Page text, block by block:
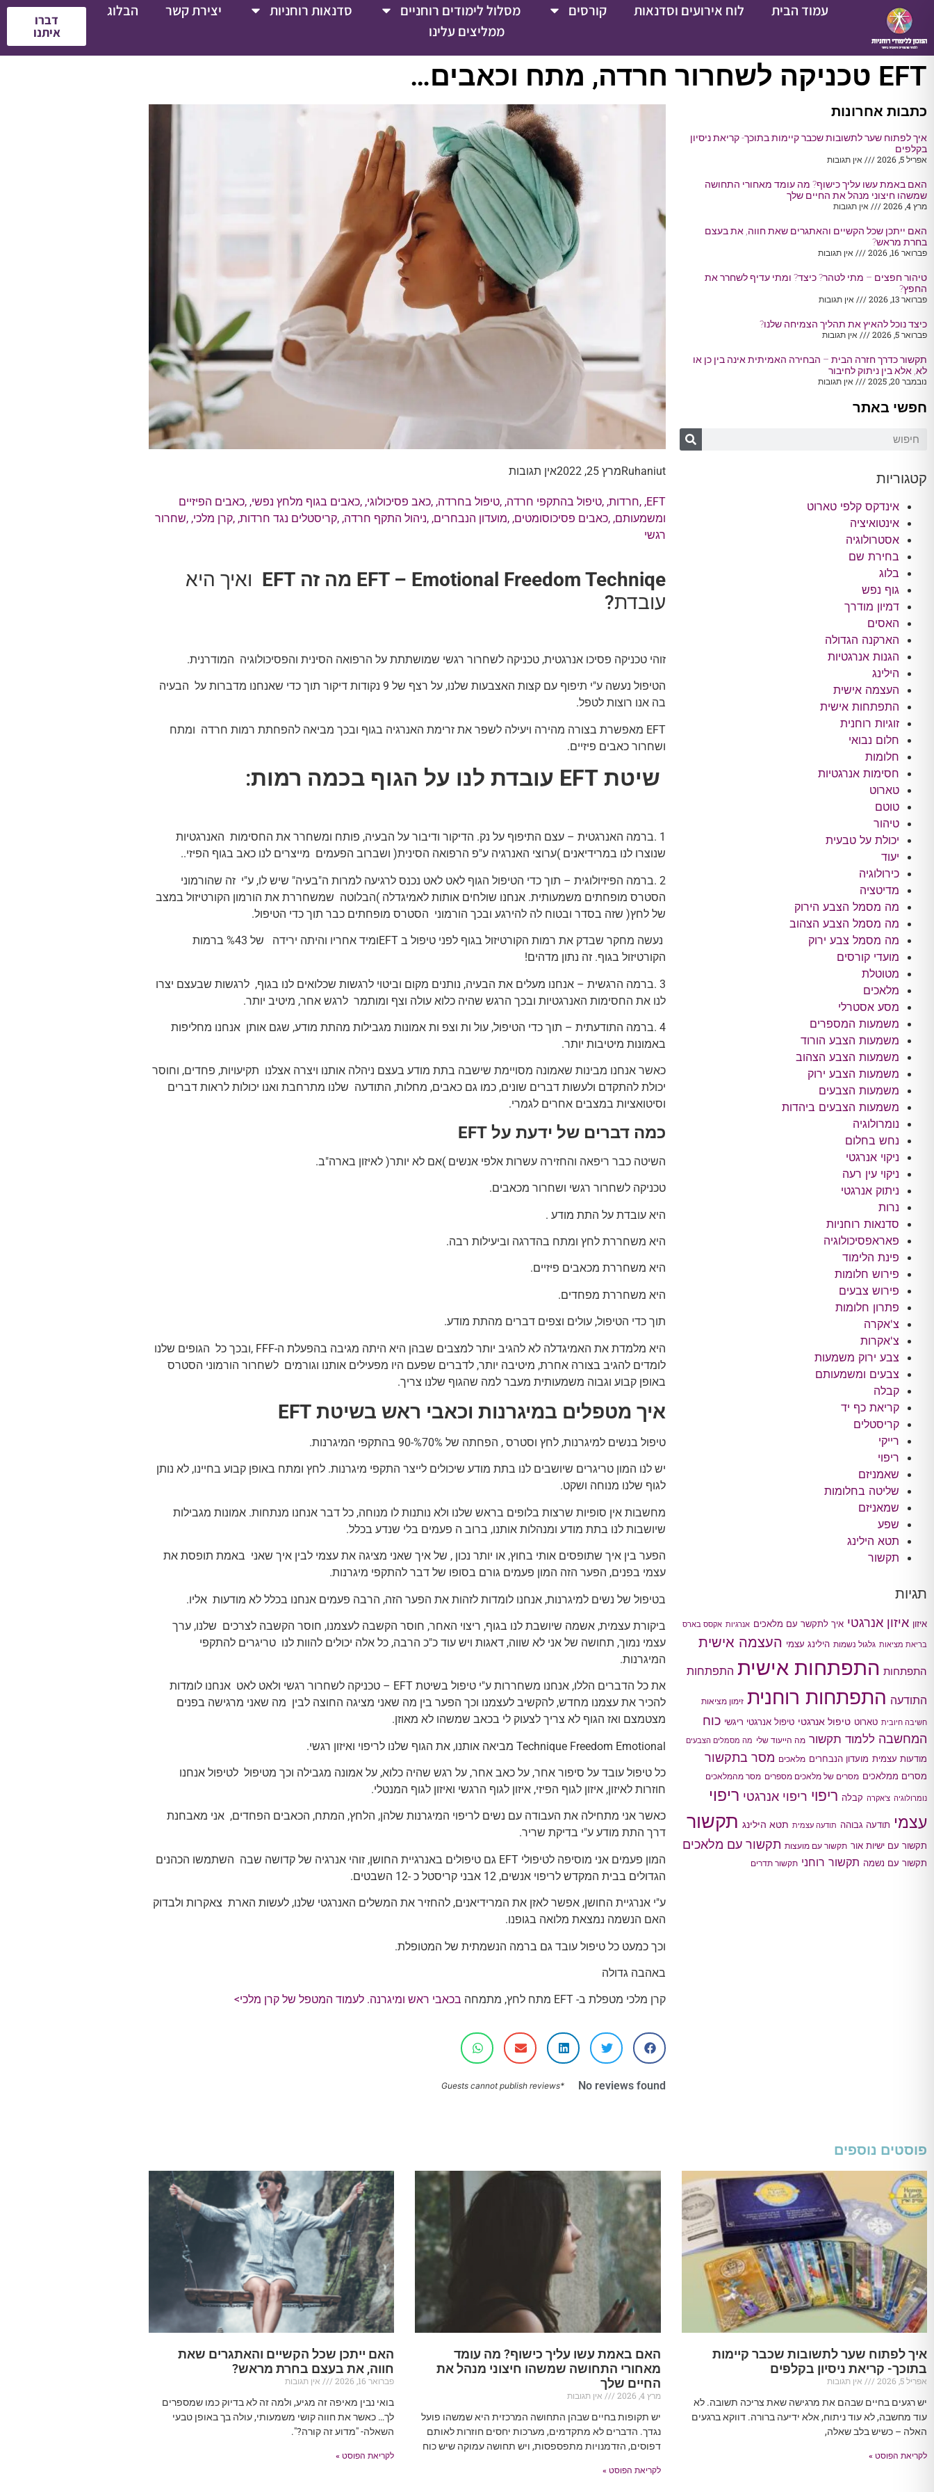
עמוד הבית לוח אירועים וסדנאות קורסים מסלול לימודים רוחניים סדנאות רוחניות יצירת קשר
הבלוג
ממליצים עלינו
דברו
איתנו
EFT טכניקה לשחרור חרדה, מתח וכאבים…
כתבות אחרונות
איך לפתוח שער לתשובות שכבר קיימות בתוכך- קריאת ניסיון
בקלפים
אפריל 5, 2026
אין תגובות
האם באמת עשו עליך כישוף? מה עומד מאחורי התחושה
שמשהו חיצוני מנהל את החיים שלך
מרץ 4, 2026
אין תגובות
האם ייתכן שכל הקשיים והאתגרים שאת חווה, את בעצם
בחרת מראש?
פברואר 16, 2026
אין תגובות
טיהור חפצים – מתי לטהר? כיצד? ומתי עדיף לשחרר את
החפץ?
פברואר 13, 2026
אין תגובות
כיצד נוכל להאיץ את תהליך הצמיחה שלנו?
פברואר 5, 2026
אין תגובות
תקשור כדרך חזרה הבית – הבחירה האמיתית אינה בין כן או
לא, אלא בין ניתוק לחיבור
נובמבר 20, 2025
אין תגובות
חפשי באתר
קטגוריות
אינדקס קלפי טארוט
אינטואיציה
אסטרולוגיה
בחירת שם
בלוג
גוף נפש
דמיון מודרך
האסים
הארקנה הגדולה
הגנות אנרגטיות
הילינג
העצמה אישית
התפתחות אישית
זוגיות רוחנית
חלום נבואי
חלומות
חסימות אנרגטיות
טארוט
טוטם
טיהור
יכולת על טבעית
יעוד
כירולוגיה
מדיטציה
מה מסמל הצבע הירוק
מה מסמל הצבע הצהוב
מה מסמל צבע ירוק
מועדי קורסים
מטוטלת
מלאכים
מסע אסטרלי
משמעות המספרים
משמעות הצבע הורוד
משמעות הצבע הצהוב
משמעות הצבע ירוק
משמעות הצבעים
משמעות הצבעים ביהדות
נומרולוגיה
נחש בחלום
ניקוי אנרגטי
ניקוי עין רעה
ניתוק אנרגטי
נרות
סדנאות רוחניות
פאראפסיכולוגיה
פינת הלימוד
פירוש חלומות
פירוש צבעים
פתרון חלומות
צ'אקרה
צ'אקרות
צבע ירוק משמעות
צבעים ומשמעותם
קבלה
קריאת כף יד
קריסטלים
רייקי
ריפוי
שאמניזם
שליטה בחלומות
שמאניזם
שפע
תטא הילינג
תקשור
תגיות
איזון איזון אנרגטי איך לתקשר עם מלאכים אנרגיות אקסס בארס
בריאת מציאות גלגול נשמות הילינג עצמי העצמה אישית
התפתחות התפתחות אישית התפתחות
התודעה התפתחות רוחנית זימון מציאות
חשיבה חיובית טארוט טיפול אנרגטי טיפול אנרגטי ריגשי כוח
המחשבה ללמוד תקשור מה הייעוד שלי מה מסמלים הצבעים
מודעות עצמית מועדון הנבחרים מלאכים מסר בתקשור
מסרים ממלאכים מסרים של מלאכים מספרים מסר מהמלאכים
נומרולוגיה צ'אקרה קבלה ריפוי ריפוי אנרגטי ריפוי
עצמי תודעה גבוהה תודעה עצמית תטא הילינג תקשור
תקשור עם ישיות אור תקשור עם מועצות תקשור עם מלאכים
תקשור עם נשמה תקשור רוחני תקשור תדרים
Ruhaniutמרץ 25, 2022 אין תגובות
EFT
, ,חרדות, ,טיפול בהתקפי חרדה, ,טיפול בחרדה, ,כאב פסיכולוגי, ,כאבים בגוף מלחץ נפשי, ,כאבים הפיזיים
ומשמעותם, ,כאבים פסיכוסומטים, ,מועדון הנבחרים, ,ניהול התקף חרדה, ,קריסטלים נגד חרדות, ,קרן מלכי, ,שחרור
רגשי
EFT – Emotional Freedom Techniqe מה זה EFT
ואיך היא
עובדת?
זוהי טכניקה פסיכו אנרגטית, טכניקה לשחרור רגשי שמושתתת על הרפואה הסינית והפסיכולוגיה המודרנית.
הטיפול נעשה ע"י תיפוף עם קצות האצבעות שלנו, על רצף של 9 נקודות דיקור תוך כדי שאנחנו מדברות על הבעיה
בה אנו רוצות לטפל.
EFT מאפשרת בצורה מהירה ויעילה לשפר את זרימת האנרגיה בגוף ובכך מביאה להפחתת רמות חרדה ומתח
ושחרור כאבים פיזיים.
שיטת EFT עובדת לנו על הגוף בכמה רמות :
1 .ברמה האנרגטית – עצם התיפוף על נק. הדיקור ודיבור על הבעיה, פותח ומשחרר את החסימות האנרגטיות
שנוצרו לנו במרידיאנים )ערוצי האנרגיה ע"פ הרפואה הסינית( ושברוב הפעמים מייצרים לנו כאב בגוף הפיזי..
2 .ברמה הפיזיולוגית – תוך כדי הטיפול הגוף לאט לאט נכנס לרגיעה למרות ה"בעיה" שיש לו, ע"י זה שהורמוני
הסטרס מופחתים משמעותית. אנחנו שולחים אותות לאמיגדלה )הבלוטה שמשחררת את הורמון הקורטיזול במצב
של לחץ( שזה בסדר ובטוח לה להירגע ובכך הורמוני הסטרס מופחתים כבר תוך כדי הטיפול.
נעשה מחקר שבדק את רמות הקורטיזול בגוף לפני טיפול ב EFTומיד אחריו והיתה ירידה של %43 ברמות
הקורטיזול בגוף. זה נתון מדהים!
3 .ברמה הרגשית – אנחנו מעלים את הבעיה, נותנים מקום וביטוי לרגשות שכלואים לנו בגוף, לרגשות שבעצם יצרו
לנו את החסימות האנרגטיות ובכך הרגש שהיה כלוא עולה וצף ומותמר לרגש אחר, מיטיב יותר.
4 .ברמה התודעתית – תוך כדי הטיפול, עול ות וצפ ות אמונות מגבילות מהתת מודע, שגם אותן אנחנו מחליפות
באמונות מיטיבות יותר.
כאשר אנחנו מבינות שאמונה מסויימת שישבה בתת מודע בעצם ניהלה אותנו ויצרה אצלנו תקיעויות, פחדים, וחוסר
יכולת להתקדם ולעשות דברים שונים, כמו גם כאבים, מחלות, התודעה שלנו מתרחבת ואנו יכולות לראות דברים
וסיטואציות במצבים אחרים לגמרי.
כמה דברים של ידעת על EFT
השיטה כבר ריפאה והחזירה עשרות אלפי אנשים )אם לא יותר( לאיזון בארה"ב.
טכניקה לשחרור רגשי ושחרור מכאבים.
היא עובדת על התת מודע .
היא משחררת לחץ ומתח בהדרגה וביעילות רבה.
היא משחררת מכאבים פיזיים.
היא משחררת מפחדים.
תוך כדי הטיפול, עולים וצפים דברים מהתת מודע.
היא מלמדת את האמיגדלה לא להגיב יותר למצבים שבהן היא היתה מגיבה בהפעלת ה-FFF ,ובכך כל הגופים שלנו
לומדים להגיב בצורה אחרת, מיטיבה יותר, לדברים שפעם היו מפעילים אותנו וגורמים לשחרור הורמוני הסטרס
באופן קבוע וגבוה משמעותית מעבר למה שהגוף שלנו צריך.
איך מטפלים במיגרנות וכאבי ראש בשיטת EFT
טיפול בנשים למיגרנות, לחץ וסטרס , הפחתה של %70%-90 בהתקפי המיגרנות.
יש לנו המון טריגרים שיושבים לנו בתת מודע שיכולים לייצר התקפי מיגרנות. לחץ ומתח באופן קבוע בחיינו, לא נותן
לגוף שלנו מנוחה ושקט.
מחשבות אין סופיות שרצות בלופים בראש שלנו ולא נותנות לו מנוחה, כל דבר אנחנו מנתחות. אמונות מגבילות
שיושבות לנו בתת מודע ומנהלות אותנו, ברוב ה פעמים בלי שנדע בכלל.
הפער בין איך שתופסים אותי בחוץ, או יותר נכון , של איך שאני מציגה את עצמי לבין איך שאני באמת תופסת את
עצמי בפנים, הפער הזה המון פעמים גורם בסופו של דבר להתקפי מיגרנות.
בטיפול של נשים למיגרנות, אנחנו לומדות לזהות את הפער הזה, הרבה פעמים אנחנו בכלל לא מודעות אליו.
ביקורת עצמית, אשמה שיושבת לנו בגוף, ריצוי האחר, חוסר הקשבה לעצמנו, חוסר הקשבה לצרכים שלנו, ערך
עצמי נמוך, תחושה של אני לא שווה, דאגות ויש עוד כ"כ הרבה, כל אלה יכולים להוות לנו טריגרים להתקפי
המיגרנות.
את כל הדברים הללו, אנחנו משחררות ע"י טיפול בשיטת EFT – טכניקה לשחרור רגשי ולאט לאט אנחנו לומדות
להכיר את עצמנו מחדש, להקשיב לעצמנו וכך הפער בין מה שאני מציגה החוצה לבין מה שאני מרגישה בפנים
מצטמצם ואז הגוף לא צריך לצעוק לי בכאב שמשהו לא מאוזן.
Technique Freedom Emotional מביאה אותנו, את הגוף שלנו לריפוי ואיזון רגשי.
כל טיפול עובד על סיפור אחר, על כאב אחר, על רגש שהיה כלוא, על אמונה מגבילה וכך מטיפול לטיפול אנחנו
חוזרות לאיזון, איזון לגוף הפיזי, איזון לגוף הרגשי ואיזון לגוף המנטלי.
כאשר אני מתחילה את העבודה עם נשים לריפוי המיגרנות שלהן, הלחץ, המתח, הכאבים הפחדים, אני מאבחנת
דרך התת מודע ע"י בדיקת שריר.
המון פעמים אני מוסיפה לטיפולי EFT גם טיפולים באנרגיית החושן, זוהי אנרגיה של קדושה שבה השתמשו הכהנים
הגדולים בבית המקדש לריפוי אנשים, 12 אבני קריסטל כ -12 השבטים.
ע"י אנרגיית החושן, אפשר לאזן את המרידיאנים, להחזיר את המשלים האנרגטי שלנו, לעשות הארת צאקרות ולבדוק
האם הנשמה נמצאת מלואה בגופנו.
וכך כמעט כל טיפול עובד גם ברמה הנשמתית של המטופלת.
באהבה גדולה
קרן מלכי מטפלת ב- EFT מתח לחץ, מתמחה בכאבי ראש ומיגרנה. לעמוד המטפל של קרן מלכי>
No reviews found
*Guests cannot publish reviews
פוסטים נוספים
איך לפתוח שער לתשובות שכבר קיימות
בתוכך- קריאת ניסיון בקלפים
אפריל 5, 2026
אין תגובות
יש רגעים בחיים שבהם את מרגישה שאת צריכה תשובה. לא
עוד מחשבה, לא עוד ניתוח, אלא ידיעה ברורה. דווקא ברגעים
האלה – כשיש בלב שאלה,
לקריאת הפוסט »
האם באמת עשו עליך כישוף? מה עומד
מאחורי התחושה שמשהו חיצוני מנהל את
החיים שלך
מרץ 4, 2026
אין תגובות
יש תקופות בחיים שבהן התחושה המרכזית היא שמשהו פועל
נגדך. הדברים לא מתקדמים, מערכות יחסים חוזרות לאותם
דפוסים, הזדמנויות מתפספסות, ויש תחושה עמוקה שיש כוח
לקריאת הפוסט »
האם ייתכן שכל הקשיים והאתגרים שאת
חווה, את בעצם בחרת מראש?
פברואר 16, 2026
אין תגובות
בואי נבין מאיפה זה מגיע, ולמה זה לא בדיוק כמו שמספרים
לך… כאשר את חווה קושי משמעותי, עולה בך באופן טבעי
השאלה- "מדוע זה קורה?".
לקריאת הפוסט »